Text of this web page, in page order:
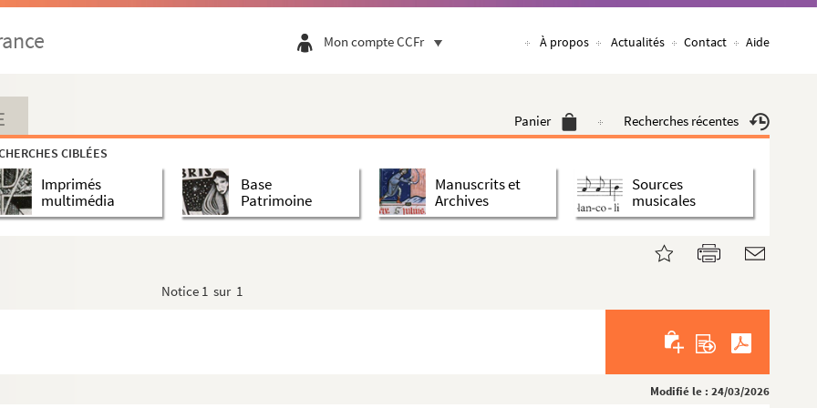
Mon compte CCFr À propos Actualités Contact Aide
Panier Recherches récentes
CIBLÉES
Imprimés
multimédia
Base
Patrimoine
Manuscrits et
Archives
Sources
musicales
Notice 1 sur 1
Modifié le : 24/03/2026
François Mauriac